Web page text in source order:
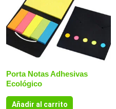
Porta Notas Adhesivas
Ecológico
Añadir al carrito